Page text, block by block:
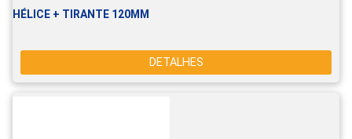
HÉLICE + TIRANTE 120MM
DETALHES